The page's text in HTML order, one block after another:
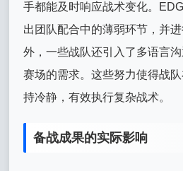
手都能及时响应战术变化。
出团队配合中的薄弱环节，并
外，一些战队还引入了多语言
赛场的需求。这些努力使得战
持冷静，有效执行复杂战术。
备战成果的实际影响